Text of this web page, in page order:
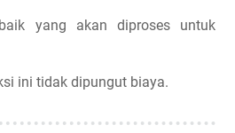
yang akan diproses untuk
ini tidak dipungut biaya.